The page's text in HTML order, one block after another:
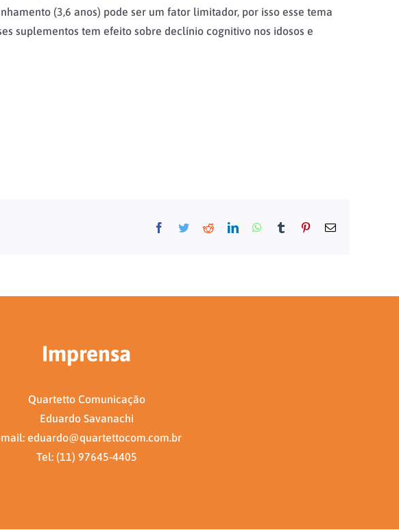
(3,6 anos) pode ser um fator limitador, por isso esse tema
suplementos tem efeito sobre declínio cognitivo nos idosos e
Facebook
TwitterRedditLinkedInWhatsApp
Tumblr Pinterest
E-
Imprensa
Quartetto Comunicação
Eduardo Savanachi
eduardo@quartettocom.com.br
Tel: (11) 97645-4405